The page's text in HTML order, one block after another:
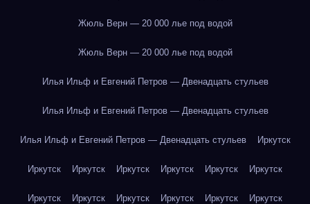
Жюль Верн — 20 000 лье под водой
Жюль Верн — 20 000 лье под водой
Илья Ильф и Евгений Петров — Двенадцать стульев
Илья Ильф и Евгений Петров — Двенадцать стульев
Илья Ильф и Евгений Петров — Двенадцать стульев Иркутск
Иркутск Иркутск Иркутск Иркутск Иркутск Иркутск
Иркутск Иркутск Иркутск Иркутск Иркутск Иркутск